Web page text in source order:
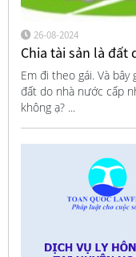
26-08-2024
Chia tài sản là đất
Em đi theo gái. Và
đất do nhà nước cấp
không ạ? ...